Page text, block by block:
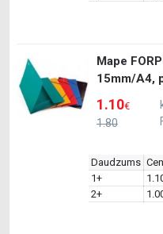
Mape
15mm/A4,
1.80
1.10€
Daudzums
1+
2+